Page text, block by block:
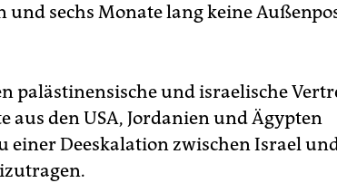
sechs Monate lang keine
palästinensische und israelische
aus den USA, Jordanien und Ägypten
einer Deeskalation zwischen Israel